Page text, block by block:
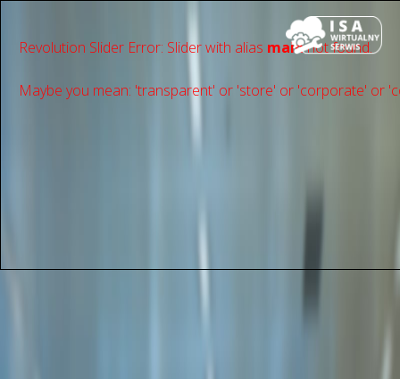
Revolution Slider Error: Slider with alias mainnot found.
Maybe you mean: 'transparent' or 'store' or 'сorporate' or